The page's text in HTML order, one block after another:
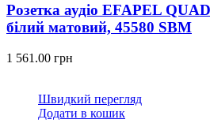
Розетка аудіо EFAPEL
білий матовий, 45580 SBM
1 561.00 грн
Швидкий перегляд
Додати в кошик